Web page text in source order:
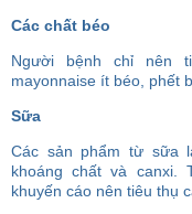
Các chất béo
Người bệnh chỉ nên
mayonnaise ít béo, phết
Sữa
Các sản phẩm từ sữa
khoáng chất và canxi.
khuyến cáo nên tiêu thụ